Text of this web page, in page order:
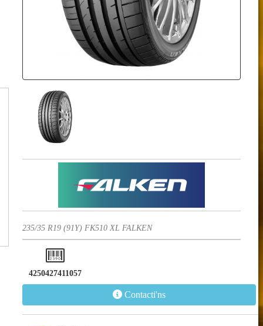
235/35 R19 (91Y) FK510 XL FALKEN
4250427411057
Contacti'ns